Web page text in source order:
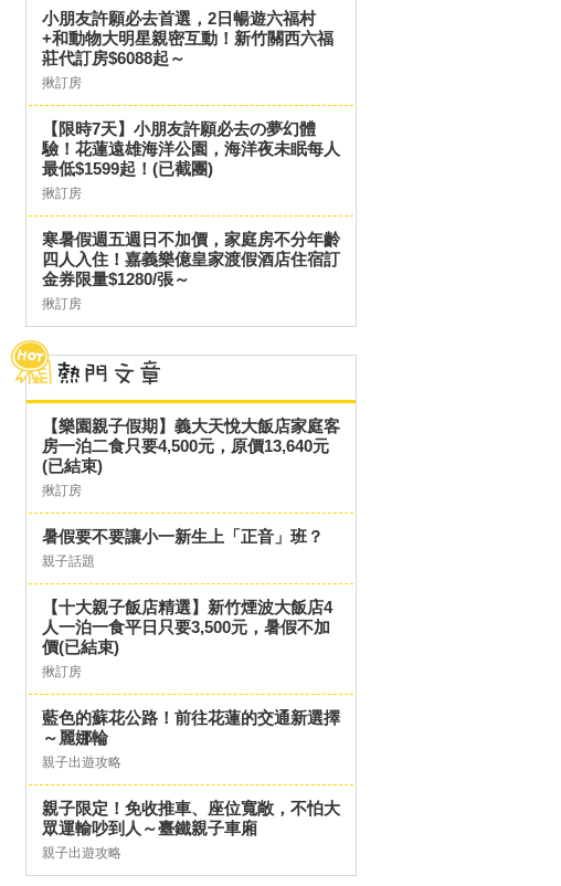
小朋友許願必去首選，2日暢遊六福村
+和動物大明星親密互動！新竹關西六福
莊代訂房$6088起～
揪訂房
【限時7天】小朋友許願必去の夢幻體
驗！花蓮遠雄海洋公園，海洋夜未眠每人
最低$1599起！(已截團)
揪訂房
寒暑假週五週日不加價，家庭房不分年齡
四人入住！嘉義樂億皇家渡假酒店住宿訂
金券限量$1280/張～
揪訂房
【樂園親子假期】義大天悅大飯店家庭客
房一泊二食只要4,500元，原價13,640元
(已結束)
揪訂房
暑假要不要讓小一新生上「正音」班？
親子話題
【十大親子飯店精選】新竹煙波大飯店4
人一泊一食平日只要3,500元，暑假不加
價(已結束)
揪訂房
藍色的蘇花公路！前往花蓮的交通新選擇
～麗娜輪
親子出遊攻略
親子限定！免收推車、座位寬敞，不怕大
眾運輸吵到人～臺鐵親子車廂
親子出遊攻略